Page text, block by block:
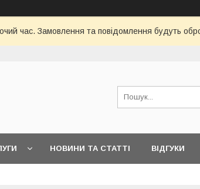
час. Замовлення та повідомлення будуть
НОВИНИ ТА СТАТТІ ВІДГУКИ